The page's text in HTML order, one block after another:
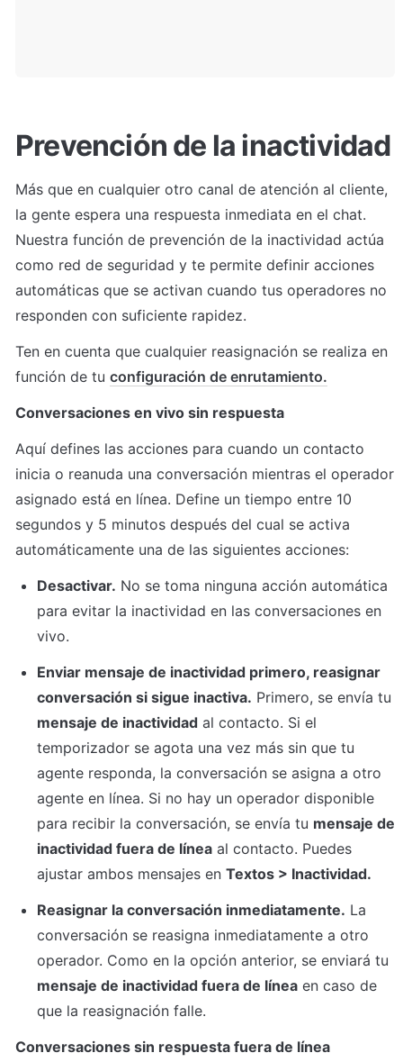
Prevención de la inactividad
Más que en cualquier otro canal de atención al cliente,
la gente espera una respuesta inmediata en el chat.
Nuestra función de prevención de la inactividad actúa
como red de seguridad y te permite definir acciones
automáticas que se activan cuando tus operadores no
responden con suficiente rapidez.
Ten en cuenta que cualquier reasignación se realiza en
función de tu configuración de enrutamiento.
Conversaciones en vivo sin respuesta
Aquí defines las acciones para cuando un contacto
inicia o reanuda una conversación mientras el operador
asignado está en línea. Define un tiempo entre 10
segundos y 5 minutos después del cual se activa
automáticamente una de las siguientes acciones:
Desactivar. No se toma ninguna acción automática
para evitar la inactividad en las conversaciones en
vivo.
Enviar mensaje de inactividad primero, reasignar
conversación si sigue inactiva.
mensaje de inactividad al contacto. Si el
temporizador se agota una vez más sin que tu
agente responda, la conversación se asigna a otro
agente en línea. Si no hay un operador disponible
para recibir la conversación, se envía tu mensaje de
inactividad fuera de línea al contacto. Puedes
ajustar ambos mensajes en Textos > Inactividad.
Reasignar la conversación inmediatamente. La
conversación se reasigna inmediatamente a otro
mensaje de inactividad fuera de línea en caso de
que la reasignación falle.
Conversaciones sin respuesta fuera de línea